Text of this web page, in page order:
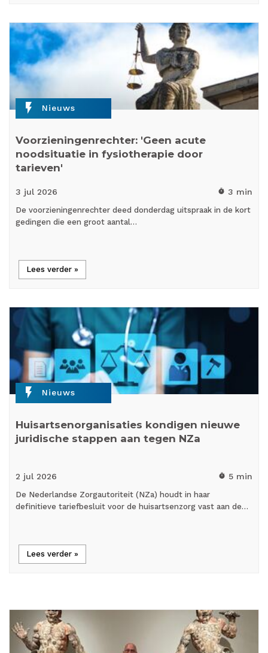
flash_on Nieuws
Voorzieningenrechter: 'Geen acute
noodsituatie in fysiotherapie door
tarieven'
3 jul 2026 timer 3 min
De voorzieningenrechter deed donderdag uitspraak in de kort
gedingen die een groot aantal…
Lees verder »
flash_on Nieuws
Huisartsenorganisaties kondigen nieuwe
juridische stappen aan tegen NZa
2 jul 2026 timer 5 min
De Nederlandse Zorgautoriteit (NZa) houdt in haar
definitieve tariefbesluit voor de huisartsenzorg vast aan de…
Lees verder »